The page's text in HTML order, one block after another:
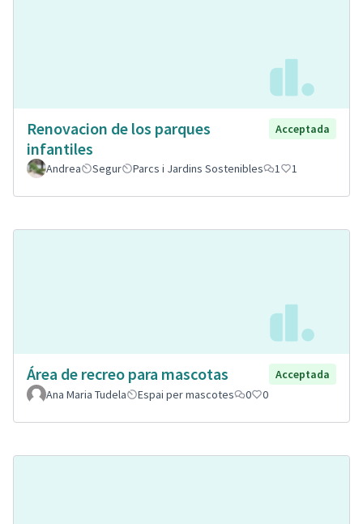
Renovacion de los parques
infantiles
Acceptada
Andrea Segur Parcs i Jardins Sostenibles 1 1
Área de recreo para mascotas
Acceptada
Ana Maria Tudela
Espai per mascotes 0 0